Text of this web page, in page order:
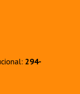
294-